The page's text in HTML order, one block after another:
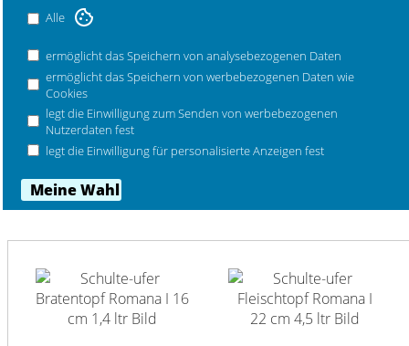
Alle
ermöglicht das Speichern von analysebezogenen Daten
ermöglicht das Speichern von werbebezogenen Daten wie
Cookies
legt die Einwilligung zum Senden von werbebezogenen
Nutzerdaten fest
legt die Einwilligung für personalisierte Anzeigen fest
Bestellnummer 6311-16i
Kein Sicherheitshinweis zu diesem Produkt
kombinierbar mit